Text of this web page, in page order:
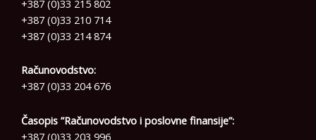
+387 (0)33 215 802
+387 (0)33 210 714
+387 (0)33 214 874
Računovodstvo:
+387 (0)33 204 676
Časopis ”Računovodstvo i poslovne finansije”:
+387 (0)33 203 996